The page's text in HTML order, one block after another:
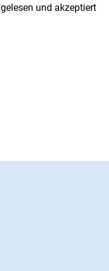
gelesen und akzeptiert